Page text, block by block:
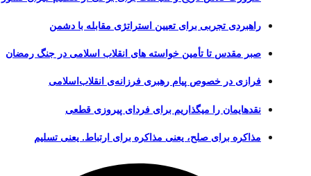
راهبردی تجربی برای تعیین استراتژی مقابله با دشمن
صبر مقدس تا تأمین خواسته های انقلاب اسلامی در جنگ رمضان
فرازی در خصوص پیام رهبری فرزانه‌ی انقلاب‌اسلامی
نقدهایمان را میگذاریم برای فردای پیروزی قطعی
مذاکره برای صلح، یعنی مذاکره برای ارتباط. یعنی تسلیم